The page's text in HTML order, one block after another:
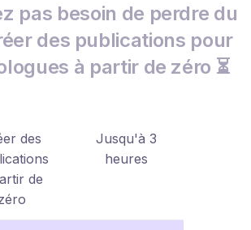
pas besoin de perdre du
des publications pour
à partir de zéro ⏳
des
de
Jusqu'à 3
heures